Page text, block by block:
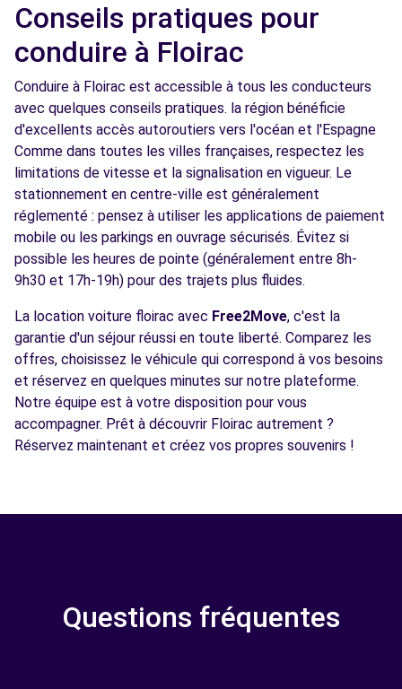
Conseils pratiques pour
conduire à Floirac
Conduire à Floirac est accessible à tous les conducteurs
avec quelques conseils pratiques. la région bénéficie
d'excellents accès autoroutiers vers l'océan et l'Espagne
Comme dans toutes les villes françaises, respectez les
limitations de vitesse et la signalisation en vigueur. Le
stationnement en centre-ville est généralement
réglementé : pensez à utiliser les applications de paiement
mobile ou les parkings en ouvrage sécurisés. Évitez si
possible les heures de pointe (généralement entre 8h-
9h30 et 17h-19h) pour des trajets plus fluides.
La location voiture floirac avec Free2Move, c'est la
garantie d'un séjour réussi en toute liberté. Comparez les
offres, choisissez le véhicule qui correspond à vos besoins
et réservez en quelques minutes sur notre plateforme.
Notre équipe est à votre disposition pour vous
accompagner. Prêt à découvrir Floirac autrement ?
Réservez maintenant et créez vos propres souvenirs !
Questions fréquentes